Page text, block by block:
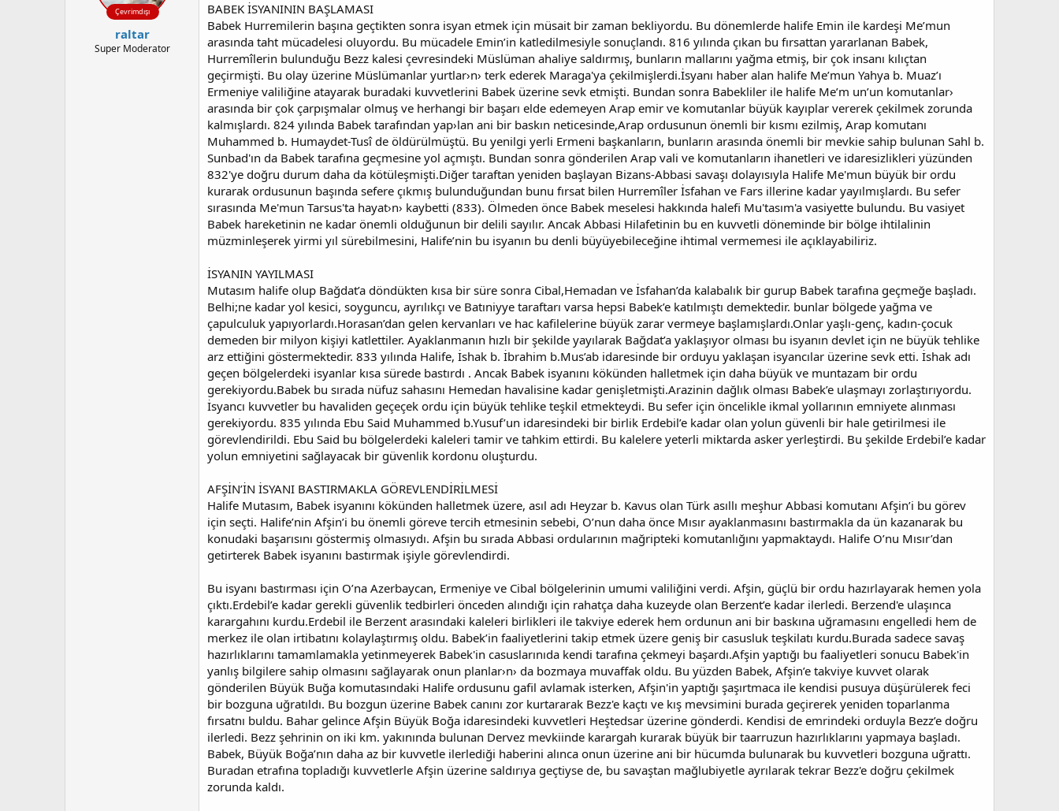
Çevrimdışı
raltar
Super Moderator
BABEK İSYANININ BAŞLAMASI
Babek Hurremilerin başına geçtikten sonra isyan etmek için müsait bir zaman bekliyordu. Bu dönemlerde halife Emin ile kardeşi Me’mun
arasında taht mücadelesi oluyordu. Bu mücadele Emin’in katledilmesiyle sonuçlandı. 816 yılında çıkan bu fırsattan yararlanan Babek,
Hurremîlerin bulunduğu Bezz kalesi çevresindeki Müslüman ahaliye saldırmış, bunların mallarını yağma etmiş, bir çok insanı kılıçtan
geçirmişti. Bu olay üzerine Müslümanlar yurtlar›n› terk ederek Maraga'ya çekilmişlerdi.İsyanı haber alan halife Me’mun Yahya b. Muaz’ı
Ermeniye valiliğine atayarak buradaki kuvvetlerini Babek üzerine sevk etmişti. Bundan sonra Babekliler ile halife Me’m un’un komutanlar›
arasında bir çok çarpışmalar olmuş ve herhangi bir başarı elde edemeyen Arap emir ve komutanlar büyük kayıplar vererek çekilmek zorunda
kalmışlardı. 824 yılında Babek tarafından yap›lan ani bir baskın neticesinde,Arap ordusunun önemli bir kısmı ezilmiş, Arap komutanı
Muhammed b. Humaydet-Tusî de öldürülmüştü. Bu yenilgi yerli Ermeni başkanların, bunların arasında önemli bir mevkie sahip bulunan Sahl b.
Sunbad'ın da Babek tarafına geçmesine yol açmıştı. Bundan sonra gönderilen Arap vali ve komutanların ihanetleri ve idaresizlikleri yüzünden
832'ye doğru durum daha da kötüleşmişti.Diğer taraftan yeniden başlayan Bizans-Abbasi savaşı dolayısıyla Halife Me'mun büyük bir ordu
kurarak ordusunun başında sefere çıkmış bulunduğundan bunu fırsat bilen Hurremîler İsfahan ve Fars illerine kadar yayılmışlardı. Bu sefer
sırasında Me'mun Tarsus'ta hayat›n› kaybetti (833). Ölmeden önce Babek meselesi hakkında halefi Mu'tasım'a vasiyette bulundu. Bu vasiyet
Babek hareketinin ne kadar önemli olduğunun bir delili sayılır. Ancak Abbasi Hilafetinin bu en kuvvetli döneminde bir bölge ihtilalinin
müzminleşerek yirmi yıl sürebilmesini, Halife’nin bu isyanın bu denli büyüyebileceğine ihtimal vermemesi ile açıklayabiliriz.
İSYANIN YAYILMASI
Mutasım halife olup Bağdat’a döndükten kısa bir süre sonra Cibal,Hemadan ve İsfahan’da kalabalık bir gurup Babek tarafına geçmeğe başladı.
Belhi;ne kadar yol kesici, soyguncu, ayrılıkçı ve Batıniyye taraftarı varsa hepsi Babek’e katılmıştı demektedir. bunlar bölgede yağma ve
çapulculuk yapıyorlardı.Horasan’dan gelen kervanları ve hac kafilelerine büyük zarar vermeye başlamışlardı.Onlar yaşlı-genç, kadın-çocuk
demeden bir milyon kişiyi katlettiler. Ayaklanmanın hızlı bir şekilde yayılarak Bağdat’a yaklaşıyor olması bu isyanın devlet için ne büyük tehlike
arz ettiğini göstermektedir. 833 yılında Halife, İshak b. İbrahim b.Mus’ab idaresinde bir orduyu yaklaşan isyancılar üzerine sevk etti. İshak adı
geçen bölgelerdeki isyanlar kısa sürede bastırdı . Ancak Babek isyanını kökünden halletmek için daha büyük ve muntazam bir ordu
gerekiyordu.Babek bu sırada nüfuz sahasını Hemedan havalisine kadar genişletmişti.Arazinin dağlık olması Babek’e ulaşmayı zorlaştırıyordu.
İsyancı kuvvetler bu havaliden geçeçek ordu için büyük tehlike teşkil etmekteydi. Bu sefer için öncelikle ikmal yollarının emniyete alınması
gerekiyordu. 835 yılında Ebu Said Muhammed b.Yusuf’un idaresindeki bir birlik Erdebil’e kadar olan yolun güvenli bir hale getirilmesi ile
görevlendirildi. Ebu Said bu bölgelerdeki kaleleri tamir ve tahkim ettirdi. Bu kalelere yeterli miktarda asker yerleştirdi. Bu şekilde Erdebil’e kadar
yolun emniyetini sağlayacak bir güvenlik kordonu oluşturdu.
AFŞİN’İN İSYANI BASTIRMAKLA GÖREVLENDİRİLMESİ
Halife Mutasım, Babek isyanını kökünden halletmek üzere, asıl adı Heyzar b. Kavus olan Türk asıllı meşhur Abbasi komutanı Afşin’i bu görev
için seçti. Halife’nin Afşin’i bu önemli göreve tercih etmesinin sebebi, O’nun daha önce Mısır ayaklanmasını bastırmakla da ün kazanarak bu
konudaki başarısını göstermiş olmasıydı. Afşin bu sırada Abbasi ordularının mağripteki komutanlığını yapmaktaydı. Halife O’nu Mısır’dan
getirterek Babek isyanını bastırmak işiyle görevlendirdi.
Bu isyanı bastırması için O’na Azerbaycan, Ermeniye ve Cibal bölgelerinin umumi valiliğini verdi. Afşin, güçlü bir ordu hazırlayarak hemen yola
çıktı.Erdebil’e kadar gerekli güvenlik tedbirleri önceden alındığı için rahatça daha kuzeyde olan Berzent’e kadar ilerledi. Berzend'e ulaşınca
karargahını kurdu.Erdebil ile Berzent arasındaki kaleleri birlikleri ile takviye ederek hem ordunun ani bir baskına uğramasını engelledi hem de
merkez ile olan irtibatını kolaylaştırmış oldu. Babek’in faaliyetlerini takip etmek üzere geniş bir casusluk teşkilatı kurdu.Burada sadece savaş
hazırlıklarını tamamlamakla yetinmeyerek Babek'in casuslarınıda kendi tarafına çekmeyi başardı.Afşin yaptığı bu faaliyetleri sonucu Babek'in
yanlış bilgilere sahip olmasını sağlayarak onun planlar›n› da bozmaya muvaffak oldu. Bu yüzden Babek, Afşin’e takviye kuvvet olarak
gönderilen Büyük Buğa komutasındaki Halife ordusunu gafil avlamak isterken, Afşin'in yaptığı şaşırtmaca ile kendisi pusuya düşürülerek feci
bir bozguna uğratıldı. Bu bozgun üzerine Babek canını zor kurtararak Bezz'e kaçtı ve kış mevsimini burada geçirerek yeniden toparlanma
fırsatnı buldu. Bahar gelince Afşin Büyük Boğa idaresindeki kuvvetleri Heştedsar üzerine gönderdi. Kendisi de emrindeki orduyla Bezz’e doğru
ilerledi. Bezz şehrinin on iki km. yakınında bulunan Dervez mevkiinde karargah kurarak büyük bir taarruzun hazırlıklarını yapmaya başladı.
Babek, Büyük Boğa’nın daha az bir kuvvetle ilerlediği haberini alınca onun üzerine ani bir hücumda bulunarak bu kuvvetleri bozguna uğrattı.
Buradan etrafına topladığı kuvvetlerle Afşin üzerine saldırıya geçtiyse de, bu savaştan mağlubiyetle ayrılarak tekrar Bezz'e doğru çekilmek
zorunda kaldı.